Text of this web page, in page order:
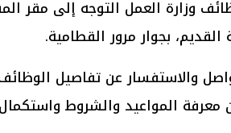
وزارة العمل التوجه إلى مقر
بجوار مرور القطامية.
والاستفسار عن تفاصيل
معرفة المواعيد والشروط